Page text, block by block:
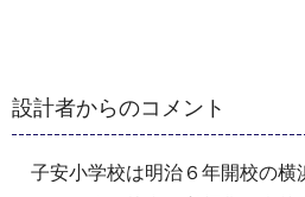
設計者からのコメント
子安小学校は明治６年開校の横